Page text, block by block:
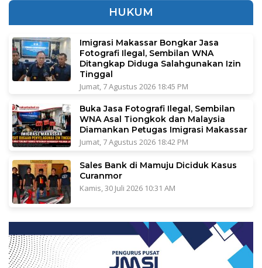
HUKUM
Imigrasi Makassar Bongkar Jasa
Fotografi Ilegal, Sembilan WNA
Ditangkap Diduga Salahgunakan Izin
Tinggal
Jumat, 7 Agustus 2026 18:45 PM
Buka Jasa Fotografi Ilegal, Sembilan
WNA Asal Tiongkok dan Malaysia
Diamankan Petugas Imigrasi Makassar
Jumat, 7 Agustus 2026 18:42 PM
Sales Bank di Mamuju Diciduk Kasus
Curanmor
Kamis, 30 Juli 2026 10:31 AM